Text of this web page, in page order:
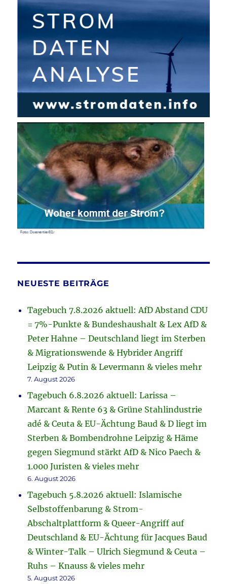
NEUESTE BEITRÄGE
Tagebuch 7.8.2026 aktuell: AfD Abstand CDU
= 7%-Punkte & Bundeshaushalt & Lex AfD &
Peter Hahne – Deutschland liegt im Sterben
& Migrationswende & Hybrider Angriff
Leipzig & Putin & Levermann & vieles mehr
7. August 2026
Tagebuch 6.8.2026 aktuell: Larissa –
Marcant & Rente 63 & Grüne Stahlindustrie
adé & Ceuta & EU-Ächtung Baud & D liegt im
Sterben & Bombendrohne Leipzig & Häme
gegen Siegmund stärkt AfD & Nico Paech &
1.000 Juristen & vieles mehr
6. August 2026
Tagebuch 5.8.2026 aktuell: Islamische
Selbstoffenbarung & Strom-
Abschaltplattform & Queer-Angriff auf
Deutschland & EU-Ächtung für Jacques Baud
& Winter-Talk – Ulrich Siegmund & Ceuta –
Ruhs – Knauss & vieles mehr
5. August 2026